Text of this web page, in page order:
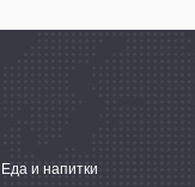
Еда и напитки